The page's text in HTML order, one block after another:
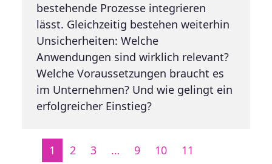
bestehende Prozesse integrieren
lässt. Gleichzeitig bestehen weiterhin
Unsicherheiten: Welche
Anwendungen sind wirklich relevant?
Welche Voraussetzungen braucht es
im Unternehmen? Und wie gelingt ein
erfolgreicher Einstieg?
1 2 3 … 9 10 11